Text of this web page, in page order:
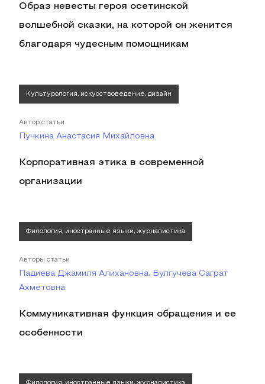
Образ невесты героя осетинской
волшебной сказки, на которой он женится
благодаря чудесным помощникам
Культурология, искусствоведение, дизайн
Автор статьи
Пучкина Анастасия Михайловна
Корпоративная этика в современной
организации
Филология, иностранные языки, журналистика
Авторы статьи
Падиева Джамиля Алихановна, Булгучева Саграт
Ахметовна
Коммуникативная функция обращения и ее
особенности
Филология, иностранные языки, журналистика